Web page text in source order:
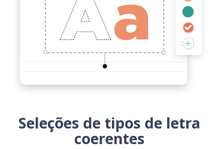
Seleções de tipos de letra
coerentes